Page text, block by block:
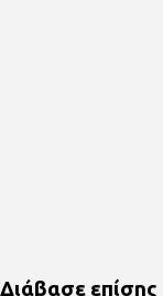
Διάβασε επίσης